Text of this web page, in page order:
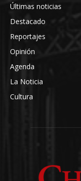
Últimas noticias
Destacado
Reportajes
Opinión
Agenda
La Noticia
Cultura